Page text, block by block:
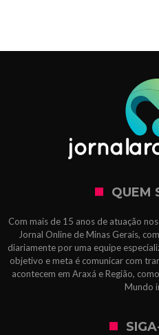
QUEM
Com mais de 15 anos de atuação
Jornal Online de Minas Gerais,
diariamente por uma equipe
objetivo e meta é comunicar com
acontecem em Araxá e Região,
Mundo